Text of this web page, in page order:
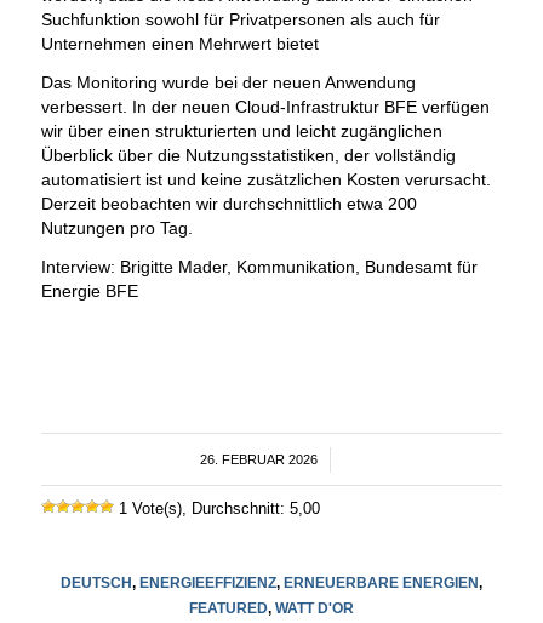
Suchfunktion sowohl für Privatpersonen als auch für
Unternehmen einen Mehrwert bietet
Das Monitoring wurde bei der neuen Anwendung
verbessert. In der neuen Cloud-Infrastruktur BFE verfügen
wir über einen strukturierten und leicht zugänglichen
Überblick über die Nutzungsstatistiken, der vollständig
automatisiert ist und keine zusätzlichen Kosten verursacht.
Derzeit beobachten wir durchschnittlich etwa 200
Nutzungen pro Tag.
Interview: Brigitte Mader, Kommunikation, Bundesamt für
Energie BFE
26. FEBRUAR 2026
/
1 Vote(s), Durchschnitt: 5,00
DEUTSCH, ENERGIEEFFIZIENZ, ERNEUERBARE ENERGIEN,
FEATURED, WATT D'OR